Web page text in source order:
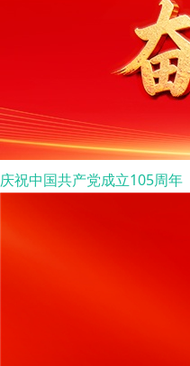
庆祝中国共产党成立105周年